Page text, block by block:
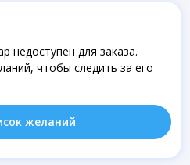
недоступен для заказа.
чтобы следить за его
желаний